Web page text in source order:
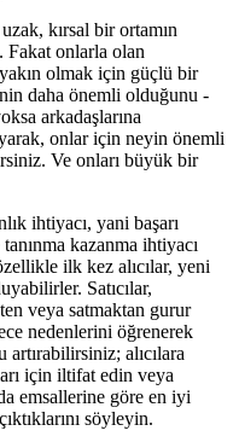
kırsal bir ortamın
Fakat onlarla olan
olmak için güçlü bir
daha önemli olduğunu -
arkadaşlarına
onlar için neyin önemli
Ve onları büyük bir
ihtiyacı, yani başarı
kazanma ihtiyacı
ilk kez alıcılar, yeni
Satıcılar,
veya satmaktan gurur
nedenlerini öğrenerek
artırabilirsiniz; alıcılara
için iltifat edin veya
emsallerine göre en iyi
söyleyin.